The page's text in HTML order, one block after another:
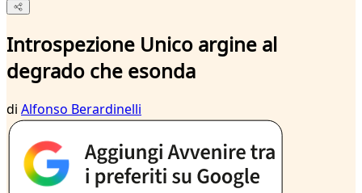
Introspezione Unico argine al
degrado che esonda
di Alfonso Berardinelli